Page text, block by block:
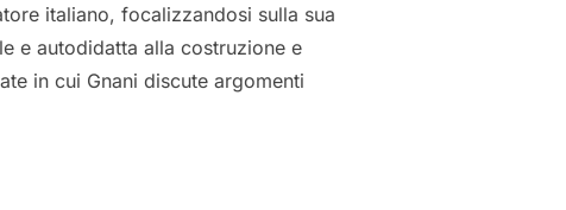
italiano, focalizzandosi sulla sua
e autodidatta alla costruzione e
in cui Gnani discute argomenti